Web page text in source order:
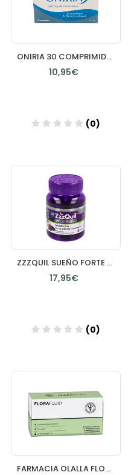
ONIRIA 30 COMPRIMIDOS RECUBIERTOS
10,95€
(0)
Añadir
ZZZQUIL SUEÑO FORTE 30 GUMMIES SABOR FRUTOS DEL BOSQUE
17,95€
(0)
FARMACIA OLALLA FLORAFAST 12 SOBRES STICK